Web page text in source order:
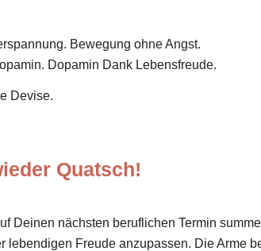
Bewegung ohne Angst.
Dopamin Dank Lebensfreude.
Devise.
Quatsch!
Deinen nächsten beruflichen Termin
lebendigen Freude anzupassen. Die Arme